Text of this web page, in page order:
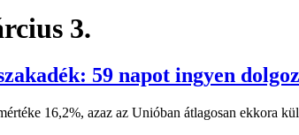
3.
59 napot ingyen
16,2%, azaz az Unióban átlagosan ekkora